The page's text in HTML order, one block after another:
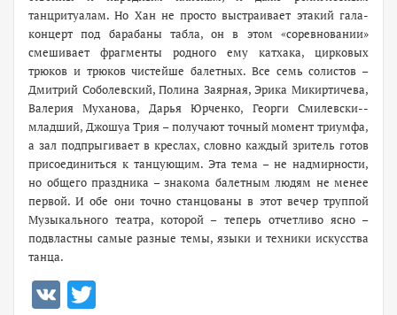
танцритуалам. Но Хан не просто выстраивает этакий гала-
концерт под барабаны табла, он в этом «соревновании»
смешивает фрагменты родного ему катхака, цирковых
трюков и трюков чистейше балетных. Все семь солистов –
Дмитрий Соболевский, Полина Заярная, Эрика Микиртичева,
Валерия Муханова, Дарья Юрченко, Георги Смилевски-­
младший, Джошуа Трия – получают точный момент триумфа,
а зал подпрыгивает в креслах, словно каждый зритель готов
присоединиться к танцующим. Эта тема – не надмирности,
но общего праздника – знакома балетным людям не менее
первой. И обе они точно станцованы в этот вечер труппой
Музыкального театра, которой – теперь отчетливо ясно –
подвластны самые разные темы, языки и техники искусства
танца.
VK